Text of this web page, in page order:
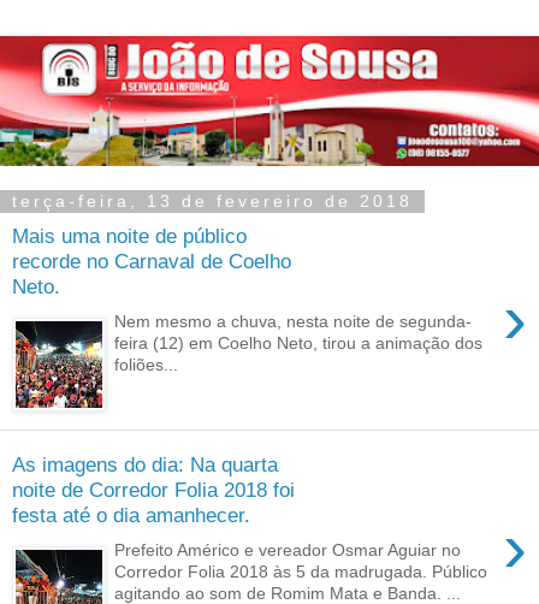
terça-feira, 13 de fevereiro de 2018
Mais uma noite de público
recorde no Carnaval de Coelho
Neto.
›
Nem mesmo a chuva, nesta noite de segunda-
feira (12) em Coelho Neto, tirou a animação dos
foliões...
As imagens do dia: Na quarta
noite de Corredor Folia 2018 foi
festa até o dia amanhecer.
›
Prefeito Américo e vereador Osmar Aguiar no
Corredor Folia 2018 às 5 da madrugada. Público
agitando ao som de Romim Mata e Banda. ...